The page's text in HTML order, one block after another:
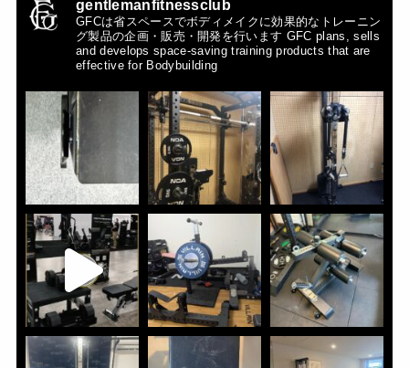
gentlemanfitnessclub
GFCは省スペースでボディメイクに効果的なトレーニン
グ製品の企画・販売・開発を行います GFC plans, sells
and develops space-saving training products that are
effective for Bodybuilding